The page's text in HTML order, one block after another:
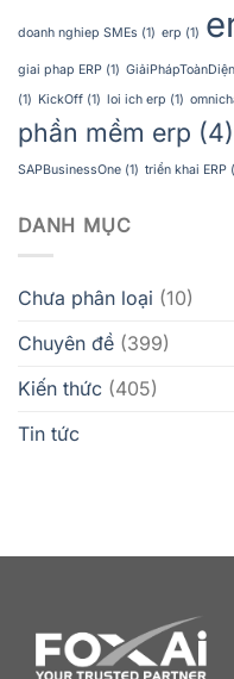
doanh nghiep SMEs (1) erp (1)
giai phap ERP (1) GiảiPhápToànDiện
(1) KickOff (1) loi ich erp (1)
phần mềm erp (4)
SAPBusinessOne (1) triển khai ERP
DANH MỤC
Chưa phân loại (10)
Chuyên đề (399)
Kiến thức (405)
Tin tức